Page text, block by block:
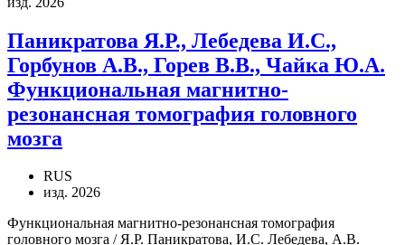
Паникратова Я.Р., Лебедева И.С.,
Горбунов А.В., Горев В.В., Чайка Ю.А.
Функциональная магнитно-
резонансная томография головного
мозга
RUS
изд. 2026
Функциональная магнитно-резонансная томография
головного мозга / Я.Р. Паникратова, И.С. Лебедева, А.В.